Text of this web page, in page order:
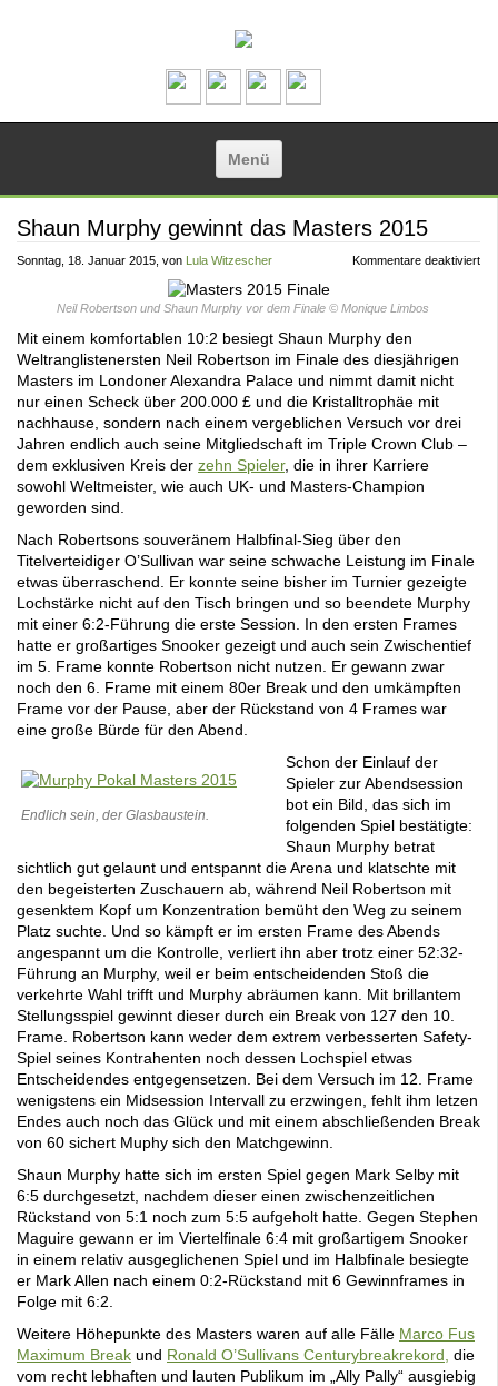
Menü
Shaun Murphy gewinnt das Masters 2015
Sonntag, 18. Januar 2015 , von Lula Witzescher Kommentare deaktiviertfür
Neil Robertson und Shaun Murphy vor dem Finale © Monique Limbos
Mit einem komfortablen 10:2 besiegt Shaun Murphy den
Weltranglistenersten Neil Robertson im Finale des diesjährigen
Masters im Londoner Alexandra Palace und nimmt damit nicht
nur einen Scheck über 200.000 £ und die Kristalltrophäe mit
nachhause, sondern nach einem vergeblichen Versuch vor drei
Jahren endlich auch seine Mitgliedschaft im Triple Crown Club –
dem exklusiven Kreis der zehn Spieler, die in ihrer Karriere
sowohl Weltmeister, wie auch UK- und Masters-Champion
geworden sind.
Nach Robertsons souveränem Halbfinal-Sieg über den
Titelverteidiger O’Sullivan war seine schwache Leistung im Finale
etwas überraschend. Er konnte seine bisher im Turnier gezeigte
Lochstärke nicht auf den Tisch bringen und so beendete Murphy
mit einer 6:2-Führung die erste Session. In den ersten Frames
hatte er großartiges Snooker gezeigt und auch sein Zwischentief
im 5. Frame konnte Robertson nicht nutzen. Er gewann zwar
noch den 6. Frame mit einem 80er Break und den umkämpften
Frame vor der Pause, aber der Rückstand von 4 Frames war
eine große Bürde für den Abend.
Endlich sein, der Glasbaustein.
Schon der Einlauf der
Spieler zur Abendsession
bot ein Bild, das sich im
folgenden Spiel bestätigte:
Shaun Murphy betrat
sichtlich gut gelaunt und entspannt die Arena und klatschte mit
den begeisterten Zuschauern ab, während Neil Robertson mit
gesenktem Kopf um Konzentration bemüht den Weg zu seinem
Platz suchte. Und so kämpft er im ersten Frame des Abends
angespannt um die Kontrolle, verliert ihn aber trotz einer 52:32-
Führung an Murphy, weil er beim entscheidenden Stoß die
verkehrte Wahl trifft und Murphy abräumen kann. Mit brillantem
Stellungsspiel gewinnt dieser durch ein Break von 127 den 10.
Frame. Robertson kann weder dem extrem verbesserten Safety-
Spiel seines Kontrahenten noch dessen Lochspiel etwas
Entscheidendes entgegensetzen. Bei dem Versuch im 12. Frame
wenigstens ein Midsession Intervall zu erzwingen, fehlt ihm letzen
Endes auch noch das Glück und mit einem abschließenden Break
von 60 sichert Muphy sich den Matchgewinn.
Shaun Murphy hatte sich im ersten Spiel gegen Mark Selby mit
6:5 durchgesetzt, nachdem dieser einen zwischenzeitlichen
Rückstand von 5:1 noch zum 5:5 aufgeholt hatte. Gegen Stephen
Maguire gewann er im Viertelfinale 6:4 mit großartigem Snooker
in einem relativ ausgeglichenen Spiel und im Halbfinale besiegte
er Mark Allen nach einem 0:2-Rückstand mit 6 Gewinnframes in
Folge mit 6:2.
Weitere Höhepunkte des Masters waren auf alle Fälle Marco Fus
Maximum Break und Ronald O’Sullivans Centurybreakrekord, die
vom recht lebhaften und lauten Publikum im „Ally Pally“ ausgiebig